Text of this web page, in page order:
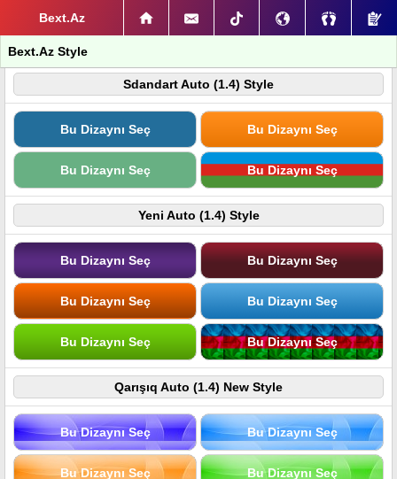
Bext.Az
Bext.Az Style
Sdandart Auto (1.4) Style
Bu Dizaynı Seç Bu Dizaynı Seç
Bu Dizaynı Seç Bu Dizaynı Seç
Yeni Auto (1.4) Style
Bu Dizaynı Seç Bu Dizaynı Seç
Bu Dizaynı Seç Bu Dizaynı Seç
Bu Dizaynı Seç Bu Dizaynı Seç
Qarışıq Auto (1.4) New Style
Bu Dizaynı Seç Bu Dizaynı Seç
Bu Dizaynı Seç Bu Dizaynı Seç